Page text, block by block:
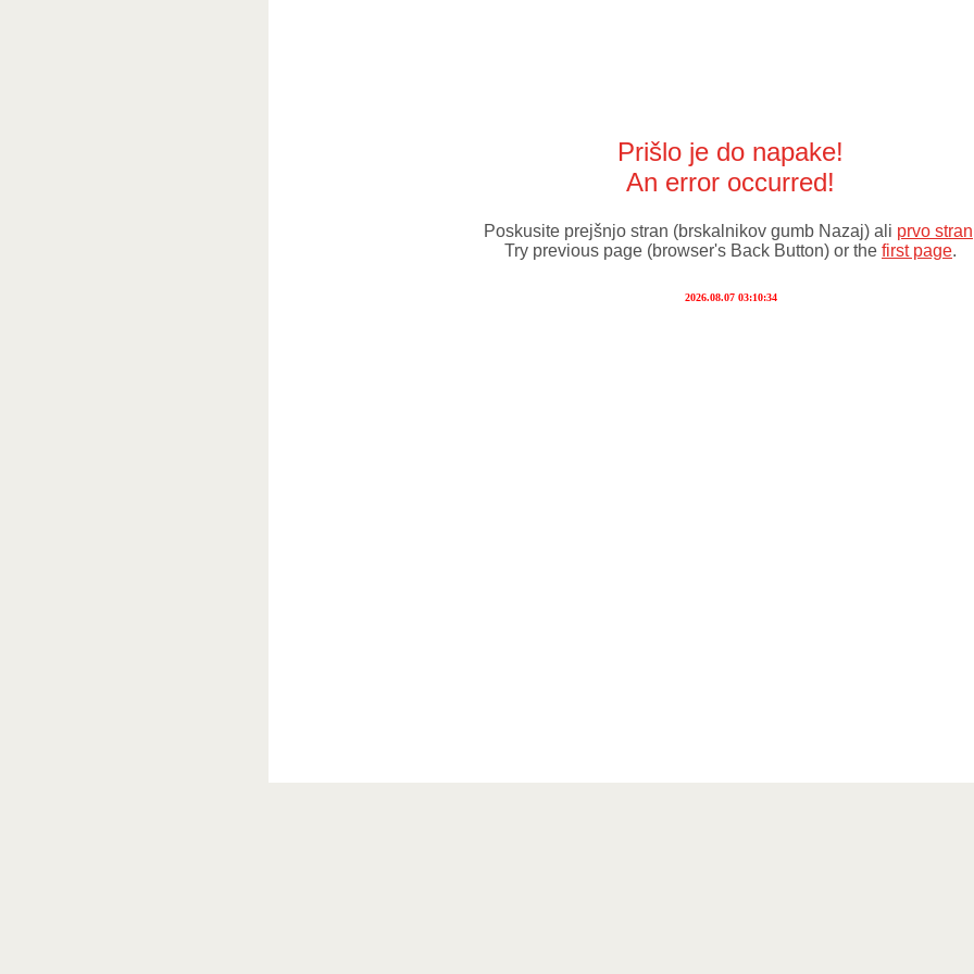
Prišlo je do napake!
An error occurred!
Poskusite prejšnjo stran (brskalnikov gumb Nazaj) ali prvo stran
Try previous page (browser's Back Button) or the first page.
2026.08.07 03:10:34